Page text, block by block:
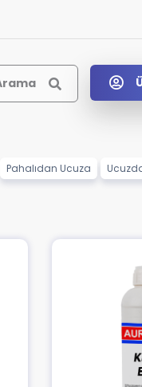
Pahalıdan Ucuza